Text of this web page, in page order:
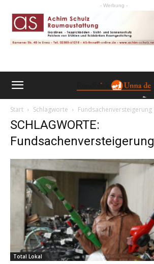
- Werbung -
Start Schlagworte Fundsachenversteigerung
SCHLAGWORTE:
Fundsachenversteigerung
Total Lokal